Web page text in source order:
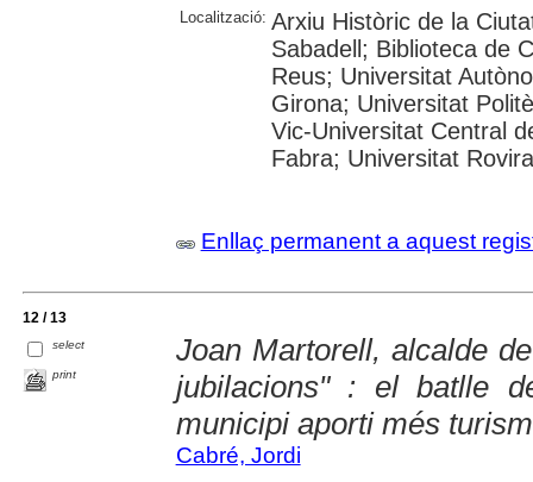
Localització: Arxiu Històric de la
Sabadell; Biblioteca de
Reus; Universitat
Girona; Universitat
Vic-Universitat Central
Fabra; Universitat
Enllaç permanent a aquest
12 / 13
select
print
Joan Martorell, alcalde
jubilacions" : el batlle
municipi aporti més
Cabré, Jordi